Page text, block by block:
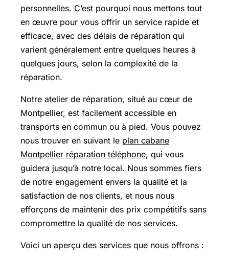
personnelles. C’est pourquoi nous mettons tout
en œuvre pour vous offrir un service rapide et
efficace, avec des délais de réparation qui
varient généralement entre quelques heures à
quelques jours, selon la complexité de la
réparation.
Notre atelier de réparation, situé au cœur de
Montpellier, est facilement accessible en
transports en commun ou à pied. Vous pouvez
nous trouver en suivant le plan cabane
Montpellier réparation téléphone, qui vous
guidera jusqu’à notre local. Nous sommes fiers
de notre engagement envers la qualité et la
satisfaction de nos clients, et nous nous
efforçons de maintenir des prix compétitifs sans
compromettre la qualité de nos services.
Voici un aperçu des services que nous offrons :